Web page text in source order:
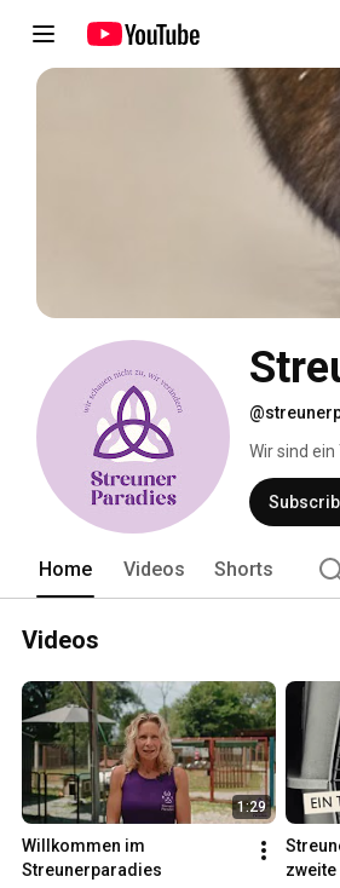
Wir sind
Chance
Home Videos Shorts
Videos
1:29
Willkommen im
Streunerparadies
zweite